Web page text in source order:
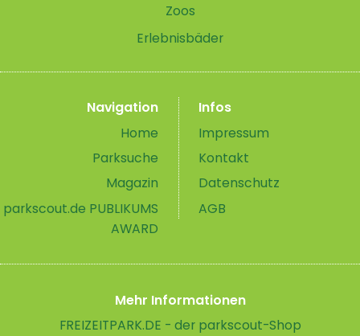
Zoos
Erlebnisbäder
Navigation
Home
Parksuche
Magazin
parkscout.de PUBLIKUMS
AWARD
Infos
Impressum
Kontakt
Datenschutz
AGB
Mehr Informationen
FREIZEITPARK.DE - der parkscout-Shop